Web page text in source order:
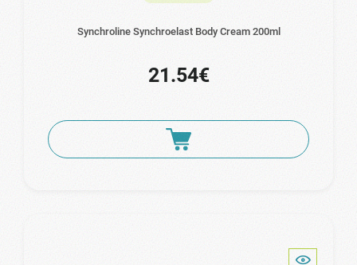
Synchroline Synchroelast Body Cream 200ml
21.54€